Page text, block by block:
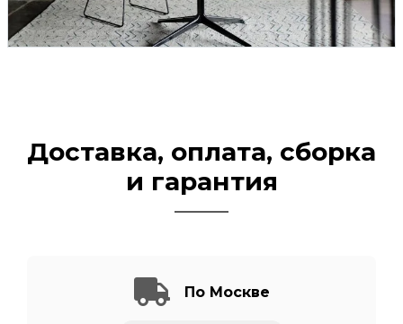
Доставка, оплата, сборка
и гарантия
По Москве